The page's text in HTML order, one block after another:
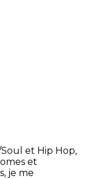
et Hip Hop,
et
je me